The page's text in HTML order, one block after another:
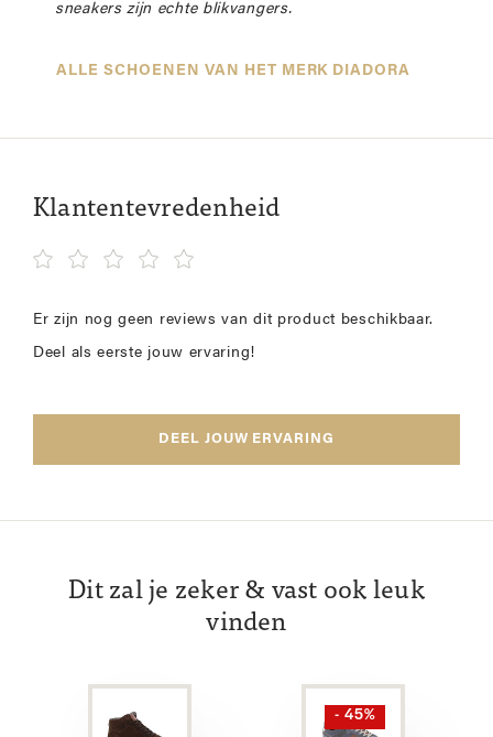
sneakers zijn echte blikvangers.
ALLE SCHOENEN VAN HET MERK DIADORA
Klantentevredenheid
Er zijn nog geen reviews van dit product beschikbaar.
Deel als eerste jouw ervaring!
DEEL JOUW ERVARING
Dit zal je zeker & vast ook leuk
vinden
- 45%